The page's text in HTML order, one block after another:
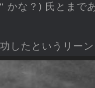
な？) 氏とまであ
したというリー